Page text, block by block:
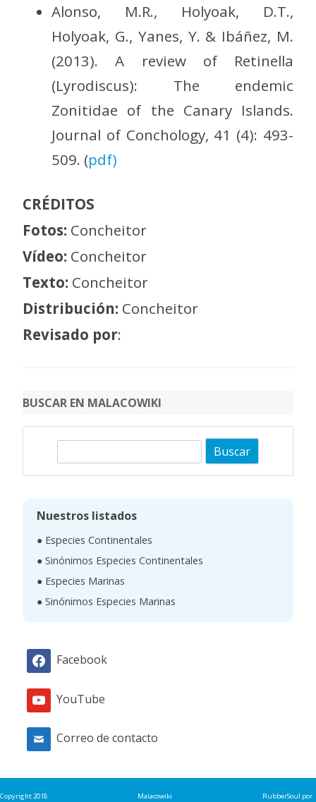
Alonso, M.R., Holyoak, D.T.,
Holyoak, G., Yanes, Y. & Ibáñez, M.
(2013). A review of Retinella
(Lyrodiscus): The endemic
Zonitidae of the Canary Islands.
Journal of Conchology, 41 (4): 493-
509. (pdf)
CRÉDITOS
Fotos: Concheitor
Vídeo: Concheitor
Texto: Concheitor
Distribución: Concheitor
Revisado por:
BUSCAR EN MALACOWIKI
Nuestros listados
● Especies Continentales
● Sinónimos Especies Continentales
● Especies Marinas
● Sinónimos Especies Marinas
Facebook
YouTube
Correo de contacto
Copyright 2018 Malacowiki RubberSoul por